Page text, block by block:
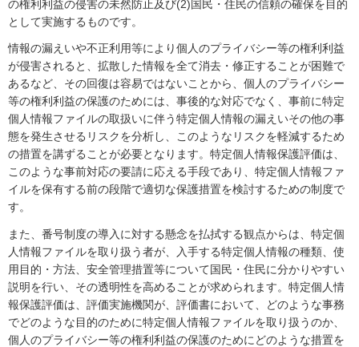
の権利利益の侵害の未然防止及び(2)国民・住民の信頼の確保を目的
として実施するものです。
情報の漏えいや不正利用等により個人のプライバシー等の権利利益
が侵害されると、拡散した情報を全て消去・修正することが困難で
あるなど、その回復は容易ではないことから、個人のプライバシー
等の権利利益の保護のためには、事後的な対応でなく、事前に特定
個人情報ファイルの取扱いに伴う特定個人情報の漏えいその他の事
態を発生させるリスクを分析し、このようなリスクを軽減するため
の措置を講ずることが必要となります。特定個人情報保護評価は、
このような事前対応の要請に応える手段であり、特定個人情報ファ
イルを保有する前の段階で適切な保護措置を検討するための制度で
す。
また、番号制度の導入に対する懸念を払拭する観点からは、特定個
人情報ファイルを取り扱う者が、入手する特定個人情報の種類、使
用目的・方法、安全管理措置等について国民・住民に分かりやすい
説明を行い、その透明性を高めることが求められます。特定個人情
報保護評価は、評価実施機関が、評価書において、どのような事務
でどのような目的のために特定個人情報ファイルを取り扱うのか、
個人のプライバシー等の権利利益の保護のためにどのような措置を